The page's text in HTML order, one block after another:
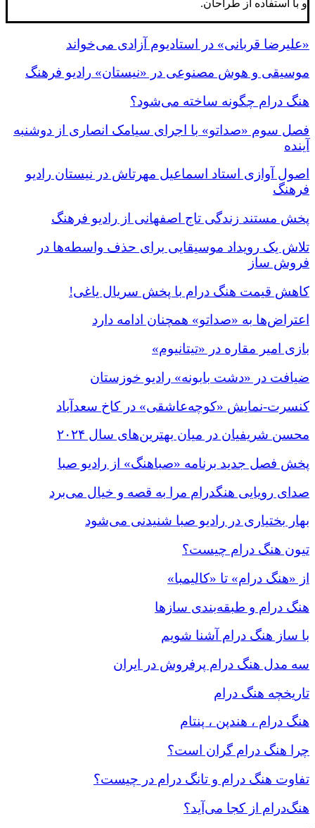
و با استفاده از طراحان.
«علیرضا قربانی» در استادیوم آزادی می‌خواند
موسیقی و هوش مصنوعی در «نیستان» رادیو فرهنگ
هنگ درام چگونه ساخته می‌شود؟
فصل سوم «صداتو» با اجرای سیامک انصاری از دوشنبه
آینده
اصول آوازی استاد اسماعیل مهرتاش در نیستان رادیو
فرهنگ
پخش مستند زندگی تاج اصفهانی از رادیو فرهنگ
تلاش یک رویداد موسیقایی برای حذف واسطه‌ها در
فروش ساز
کاهش قیمت هنگ درام با پخش سریال یاغی!
اعتراض‌ها به «صداتو» همچنان ادامه دارد
بازی امیر مقاره در «تیتانیوم»
ضیافت در «دشت بابونه» رادیو خوزستان
کنسرت-نمایش «کوچه‌عاشقی» در کاخ سعدآباد
محسن شریفیان در میان بهترین‌های سال ۲۰۲۴
پخش فصل جدید برنامه «صباهنگ» از رادیو صبا
صدای رویایی هنگدرام مرا به قصه و خیال می‌برد
بهار بختیاری در رادیو صبا شنیدنی می‌شود
تیون هنگ درام چیست؟
از «هنگ درام» تا «کالیمبا»
هنگ درام و طبقه‌بندی سازها
با ساز هنگ درام آشنا شویم
سه مدل هنگ درام‌ پرفروش در ایران
تاریخچه هنگ درام
هنگ درام ، هندپن ، پنتام
چرا هنگ درام گران است؟
تفاوت هنگ درام و تانگ درام در چیست؟
هنگ‌درام از کجا می‌آید؟